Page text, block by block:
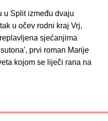
u Split između dvaju
u očev rodni kraj Vrj,
sjećanjima
prvi roman Marije
kojom se liječi rana na